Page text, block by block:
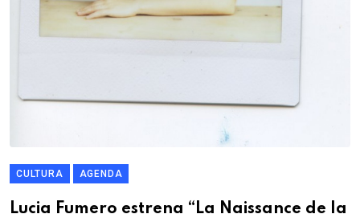
CULTURA AGENDA
Lucia Fumero estrena “La Naissance de la